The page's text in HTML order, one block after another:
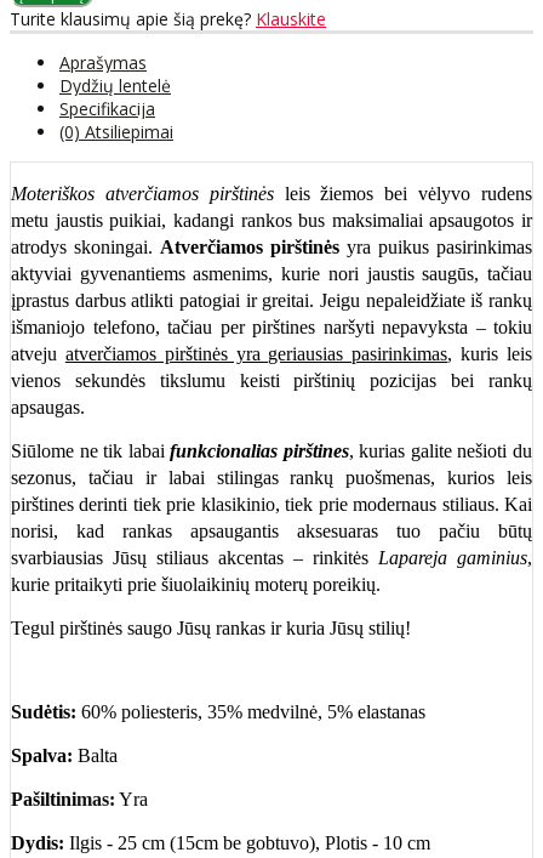
Turite klausimų apie šią prekę? Klauskite
Aprašymas
Dydžių lentelė
Specifikacija
(0) Atsiliepimai
Moteriškos atverčiamos pirštinėsleis žiemos bei vėlyvo rudens
metu jaustis puikiai, kadangi rankos bus maksimaliai apsaugotos ir
atrodys skoningai. Atverčiamos pirštinės yra puikus pasirinkimas
aktyviai gyvenantiems asmenims, kurie nori jaustis saugūs, tačiau
įprastus darbus atlikti patogiai ir greitai. Jeigu nepaleidžiate iš rankų
išmaniojo telefono, tačiau per pirštines naršyti nepavyksta – tokiu
atveju atverčiamos pirštinės yra geriausias pasirinkimas, kuris leis
vienos sekundės tikslumu keisti pirštinių pozicijas bei rankų
apsaugas.
Siūlome ne tik labaifunkcionalias pirštines, kurias galite nešioti du
sezonus, tačiau ir labai stilingas rankų puošmenas, kurios leis
pirštines derinti tiek prie klasikinio, tiek prie modernaus stiliaus. Kai
norisi, kad rankas apsaugantis aksesuaras tuo pačiu būtų
svarbiausias Jūsų stiliaus akcentas – rinkitės Lapareja gaminius,
kurie pritaikyti prie šiuolaikinių moterų poreikių.
Tegul pirštinės saugo Jūsų rankas ir kuria Jūsų stilių!
Sudėtis: 60% poliesteris, 35% medvilnė, 5% elastanas
Spalva: Balta
Pašiltinimas: Yra
Dydis: Ilgis - 25 cm (15cm be gobtuvo), Plotis - 10 cm